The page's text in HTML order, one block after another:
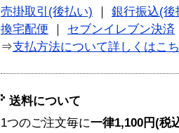
売掛取引(後払い)
銀行振込(後
換宅配便
セブンイレブン決済
⇒支払方法について詳しくはこ
送料について
1つのご注文毎に一律1,100円(税